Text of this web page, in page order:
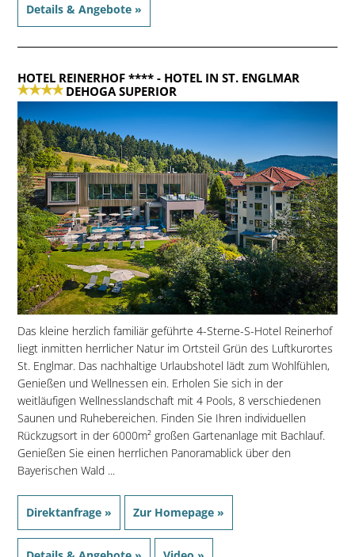
Details & Angebote »
HOTEL REINERHOF ****- HOTEL IN ST. ENGLMAR
DEHOGA SUPERIOR
Das kleine herzlich familiär geführte 4-Sterne-S-Hotel Reinerhof
liegt inmitten herrlicher Natur im Ortsteil Grün des Luftkurortes
St. Englmar. Das nachhaltige Urlaubshotel lädt zum Wohlfühlen,
Genießen und Wellnessen ein. Erholen Sie sich in der
weitläufigen Wellnesslandschaft mit 4 Pools, 8 verschiedenen
Saunen und Ruhebereichen. Finden Sie Ihren individuellen
Rückzugsort in der 6000m² großen Gartenanlage mit Bachlauf.
Genießen Sie einen herrlichen Panoramablick über den
Bayerischen Wald ...
Direktanfrage » Zur Homepage »